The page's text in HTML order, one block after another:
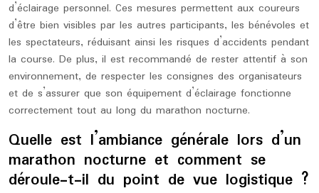
d’éclairage personnel. Ces mesures permettent aux coureurs
d’être bien visibles par les autres participants, les bénévoles et
les spectateurs, réduisant ainsi les risques d’accidents pendant
la course. De plus, il est recommandé de rester attentif à son
environnement, de respecter les consignes des organisateurs
et de s’assurer que son équipement d’éclairage fonctionne
correctement tout au long du marathon nocturne.
Quelle est l’ambiance générale lors d’un
marathon nocturne et comment se
déroule-t-il du point de vue logistique ?